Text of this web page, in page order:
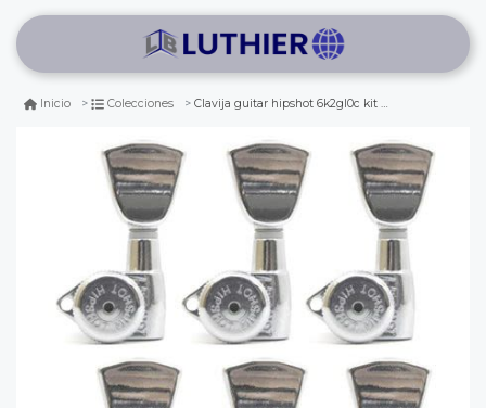
Inicio Colecciones Clavija guitar hipshot 6k2gl0c kit d04. 6t grip-lock open ( left handed)